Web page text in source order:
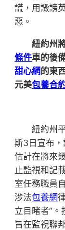
謊，用譭謗
惡。
紐約州
條件車的後
甜心網的東
元美包養合
紐約州
斯3日宣布，
估計在將來
止監視和記
室任務職員
涉法包養網
立目睹者”
旨在監視聯